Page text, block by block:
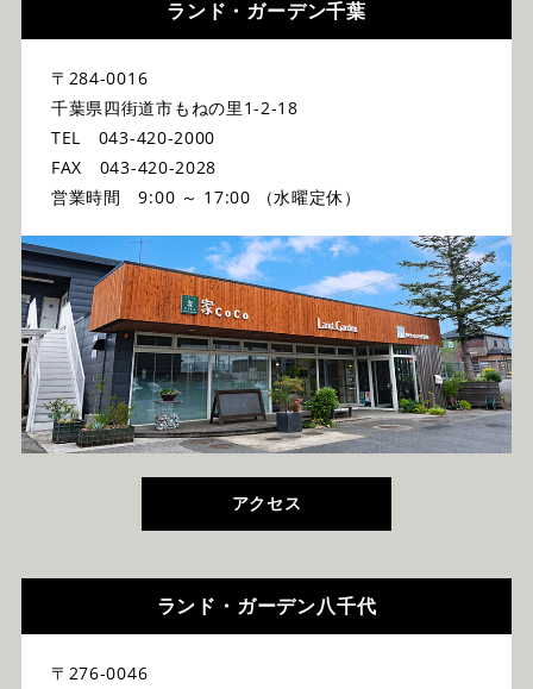
ランド・ガーデン千葉
〒284-0016
千葉県四街道市もねの里1-2-18
TEL 043-420-2000
FAX 043-420-2028
営業時間 9:00 ～ 17:00 （水曜定休）
アクセス
ランド・ガーデン八千代
〒276-0046